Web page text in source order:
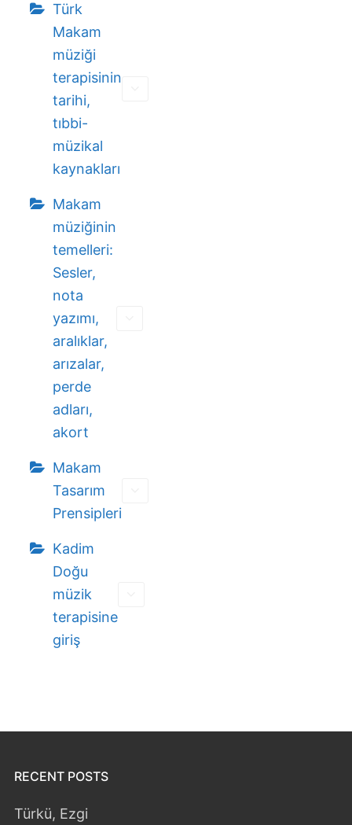
Türk
Makam
müziği
terapisinin
tarihi,
tıbbi-
müzikal
kaynakları
Makam
müziğinin
temelleri:
Sesler,
nota
yazımı,
aralıklar,
arızalar,
perde
adları,
akort
Makam
Tasarım
Prensipleri
Kadim
Doğu
müzik
terapisine
giriş
RECENT POSTS
Türkü, Ezgi